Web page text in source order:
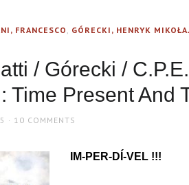
FRANCESCO GÓRECKI, HENRYK
/ Górecki /
Time Present And
10 COMMENTS
IM-PER-DÍ-VEL !!!